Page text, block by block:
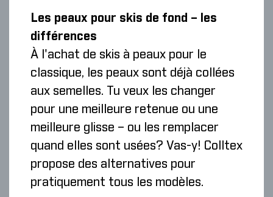
Les peaux pour skis de fond – les
différences
À l'achat de skis à peaux pour le
classique, les peaux sont déjà collées
aux semelles. Tu veux les changer
pour une meilleure retenue ou une
meilleure glisse – ou les remplacer
quand elles sont usées? Vas-y! Colltex
propose des alternatives pour
pratiquement tous les modèles.